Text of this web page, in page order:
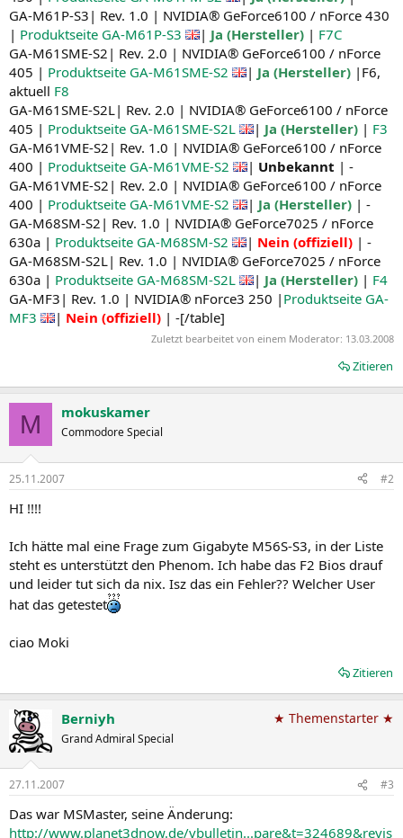
GA-M61P-S3| Rev. 1.0 | NVIDIA® GeForce6100 / nForce 430
| Produktseite GA-M61P-S3 | Ja (Hersteller) | F7C
GA-M61SME-S2| Rev. 2.0 | NVIDIA® GeForce6100 / nForce
405 | Produktseite GA-M61SME-S2 | Ja (Hersteller) |F6,
aktuell F8
GA-M61SME-S2L| Rev. 2.0 | NVIDIA® GeForce6100 / nForce
405 | Produktseite GA-M61SME-S2L | Ja (Hersteller) | F3
GA-M61VME-S2| Rev. 1.0 | NVIDIA® GeForce6100 / nForce
400 | Produktseite GA-M61VME-S2 | Unbekannt | -
GA-M61VME-S2| Rev. 2.0 | NVIDIA® GeForce6100 / nForce
400 | Produktseite GA-M61VME-S2 | Ja (Hersteller) | -
GA-M68SM-S2| Rev. 1.0 | NVIDIA® GeForce7025 / nForce
630a | Produktseite GA-M68SM-S2 | Nein (offiziell) | -
GA-M68SM-S2L| Rev. 1.0 | NVIDIA® GeForce7025 / nForce
630a | Produktseite GA-M68SM-S2L | Ja (Hersteller) | F4
GA-MF3| Rev. 1.0 | NVIDIA® nForce3 250 | Produktseite GA-
MF3
| Nein (offiziell) | -[/table]
Zuletzt bearbeitet von einem Moderator: 13.03.2008
Zitieren
M mokuskamer
Commodore Special
25.11.2007 #2
HI !!!!
Ich hätte mal eine Frage zum Gigabyte M56S-S3, in der Liste
steht es unterstützt den Phenom. Ich habe das F2 Bios drauf
und leider tut sich da nix. Isz das ein Fehler?? Welcher User
hat das getestet
ciao Moki
Zitieren
Berniyh
Grand Admiral Special
★ Themenstarter ★
27.11.2007 #3
Das war MSMaster, seine Änderung:
http://www.planet3dnow.de/vbulletin...pare&t=324689&revis